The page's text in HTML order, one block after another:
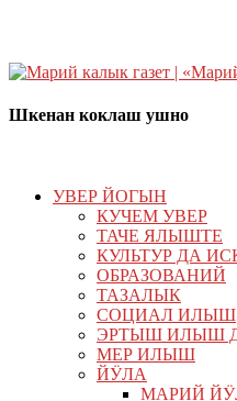
Шкенан коклаш ушно
УВЕР ЙОГЫН
КУЧЕМ УВЕР
ТАЧЕ ЯЛЫШТЕ
КУЛЬТУР ДА
ОБРАЗОВАНИЙ
ТАЗАЛЫК
СОЦИАЛ ИЛЫШ
ЭРТЫШ ИЛЫШ
МЕР ИЛЫШ
ЙӰЛА
МАРИЙ